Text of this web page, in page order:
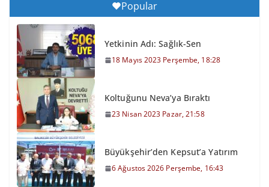
Popular
Yetkinin Adı: Sağlık-Sen
18 Mayıs 2023 Perşembe, 18:28
Koltuğunu Neva’ya Bıraktı
23 Nisan 2023 Pazar, 21:58
Büyükşehir’den Kepsut’a Yatırım
6 Ağustos 2026 Perşembe, 16:43